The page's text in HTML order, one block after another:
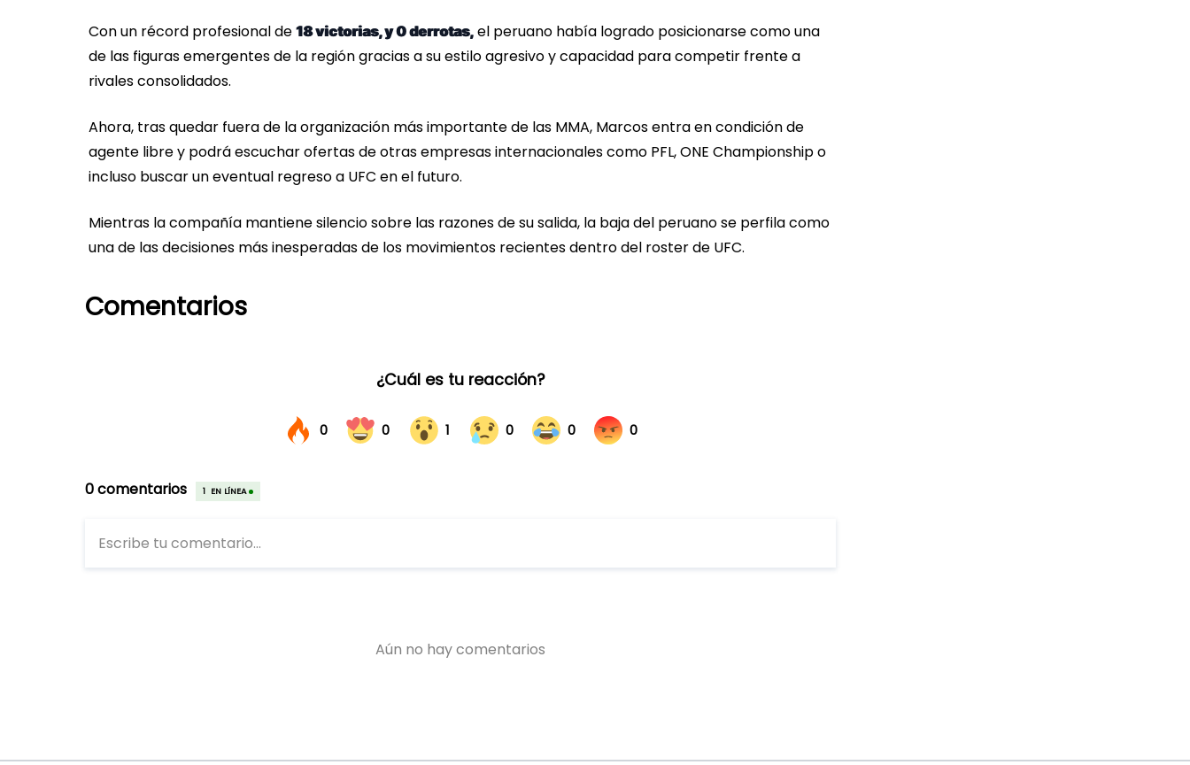
Con un récord profesional de 18 victorias, y 0 derrotas, el peruano había logrado posicionarse como una
de las figuras emergentes de la región gracias a su estilo agresivo y capacidad para competir frente a
rivales consolidados.
Ahora, tras quedar fuera de la organización más importante de las MMA, Marcos entra en condición de
agente libre y podrá escuchar ofertas de otras empresas internacionales como PFL, ONE Championship o
incluso buscar un eventual regreso a UFC en el futuro.
Mientras la compañía mantiene silencio sobre las razones de su salida, la baja del peruano se perfila como
una de las decisiones más inesperadas de los movimientos recientes dentro del roster de UFC.
Comentarios